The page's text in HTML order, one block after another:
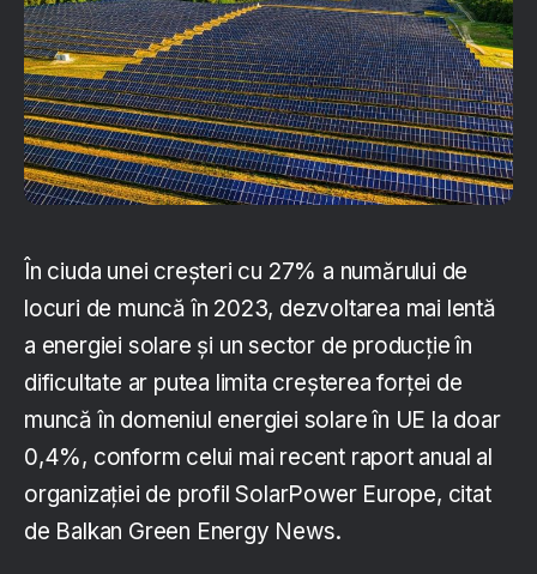
În ciuda unei creșteri cu 27% a numărului de
locuri de muncă în 2023, dezvoltarea mai lentă
a energiei solare și un sector de producție în
dificultate ar putea limita creșterea forței de
muncă în domeniul energiei solare în UE la doar
0,4%, conform celui mai recent raport anual al
organizației de profil SolarPower Europe, citat
de Balkan Green Energy News.